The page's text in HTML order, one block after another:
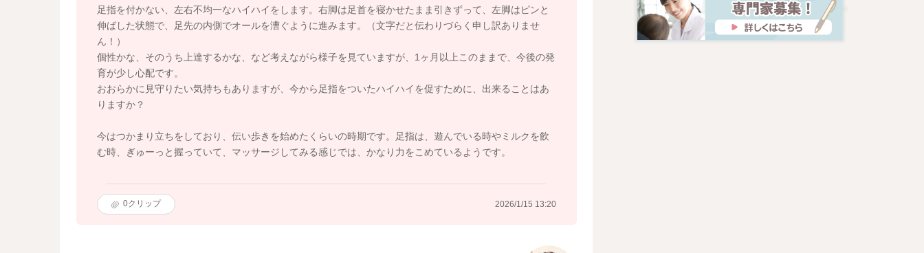
足指を付かない、左右不均一なハイハイをします。右脚は足首を寝かせたまま引きずって、左脚はピンと
伸ばした状態で、足先の内側でオールを漕ぐように進みます。（文字だと伝わりづらく申し訳ありませ
ん！）
個性かな、そのうち上達するかな、など考えながら様子を見ていますが、1ヶ月以上このままで、今後の発
育が少し心配です。
おおらかに見守りたい気持ちもありますが、今から足指をついたハイハイを促すために、出来ることはあ
りますか？
今はつかまり立ちをしており、伝い歩きを始めたくらいの時期です。足指は、遊んでいる時やミルクを飲
む時、ぎゅーっと握っていて、マッサージしてみる感じでは、かなり力をこめているようです。
0クリップ 2026/1/15 13:20